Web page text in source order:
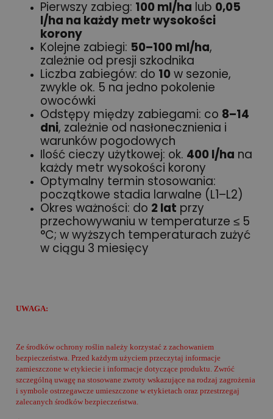
Pierwszy zabieg: 100 ml/ha lub 0,05
l/ha na każdy metr wysokości
korony
Kolejne zabiegi: 50–100 ml/ha,
zależnie od presji szkodnika
Liczba zabiegów: do 10w sezonie,
zwykle ok. 5 na jedno pokolenie
owocówki
Odstępy między zabiegami: co 8–14
dni, zależnie od nasłonecznienia i
warunków pogodowych
Ilość cieczy użytkowej: ok. 400 l/ha na
każdy metr wysokości korony
Optymalny termin stosowania:
początkowe stadia larwalne (L1–L2)
Okres ważności: do 2 lat przy
przechowywaniu w temperaturze ≤ 5
°C; w wyższych temperaturach zużyć
w ciągu 3 miesięcy
UWAGA:
Ze środków ochrony roślin należy korzystać z zachowaniem
bezpieczeństwa. Przed każdym użyciem przeczytaj informacje
zamieszczone w etykiecie i informacje dotyczące produktu. Zwróć
szczególną uwagę na stosowane zwroty wskazujące na rodzaj zagrożenia
i symbole ostrzegawcze umieszczone w etykietach oraz przestrzegaj
zalecanych środków bezpieczeństwa.